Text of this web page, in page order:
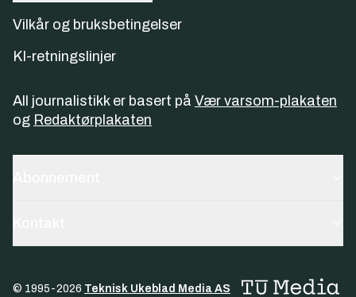
Vilkår og bruksbetingelser
KI-retningslinjer
All journalistikk er basert på Vær varsom-plakaten
og Redaktørplakaten
© 1995-2026 Teknisk Ukeblad Media AS